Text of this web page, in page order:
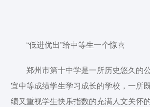
“低进优出”给中等生一个惊喜
郑州市第十中学是一所历史悠久的
宜中等成绩学生学习成长的学校，一所
绩又重视学生快乐指数的充满人文关怀